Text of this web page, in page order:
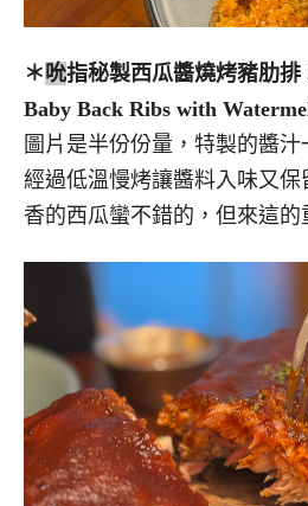
＊吮指秘製西瓜醬燒烤豬肋排
Baby Back Ribs with
圖片是半份份量，特製的醬汁
經過低溫慢烤讓醬料入味又
香的西瓜蠻不錯的，但來這的